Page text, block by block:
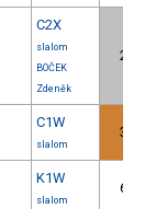
C2X
slalom
BOČEK
Zdeněk
2.
C1W
slalom
3.
K1W
slalom
6.